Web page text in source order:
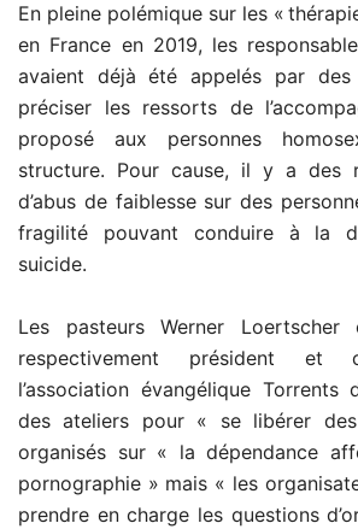
En pleine polémique sur les «
en France en 2019, les
avaient déjà été appelés par des
préciser les ressorts de
proposé aux personnes
structure. Pour cause, il y a des
d’abus de faiblesse sur des
fragilité pouvant conduire à la
suicide.
Les pasteurs Werner Loertscher
respectivement président et
l’association évangélique
des ateliers pour « se libérer
organisés sur « la dépendance
pornographie » mais « les
prendre en charge les questions